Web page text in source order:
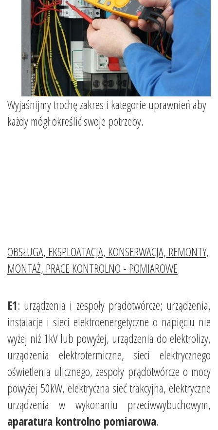
Wyjaśnijmy trochę zakres i kategorie uprawnień aby
każdy mógł określić swoje potrzeby.
OBSŁUGA, EKSPLOATACJA, KONSERWACJA, REMONTY,
MONTAŻ, PRACE KONTROLNO - POMIAROWE
E1: urządzenia i zespoły prądotwórcze; urządzenia,
instalacje i sieci elektroenergetyczne o napięciu nie
wyżej niż 1kV lub powyżej, urządzenia do elektrolizy,
urządzenia elektrotermiczne, sieci elektrycznego
oświetlenia ulicznego, zespoły prądotwórcze o mocy
powyżej 50kW, elektryczna sieć trakcyjna, elektryczne
urządzenia w wykonaniu przeciwwybuchowym,
aparatura kontrolno pomiarowa.